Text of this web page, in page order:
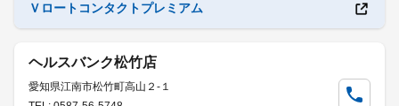
Ｖロートコンタクトプレミアム
ヘルスバンク松竹店
愛知県江南市松竹町高山２-１